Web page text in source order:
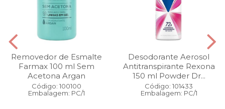
Removedor de Esmalte
Farmax 100 ml Sem
Acetona Argan
Código: 100100
Embalagem: PC/1
Desodorante Aerosol
Antitranspirante Rexona
150 ml Powder Dr...
Código: 101433
Embalagem: PC/1